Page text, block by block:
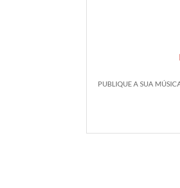
PUBLIQUE A SUA